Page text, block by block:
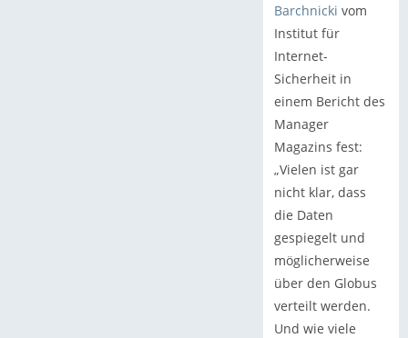
Barchnicki vom
Institut für
Internet-
Sicherheit in
einem Bericht des
Manager
Magazins fest:
„Vielen ist gar
nicht klar, dass
die Daten
gespiegelt und
möglicherweise
über den Globus
verteilt werden.
Und wie viele